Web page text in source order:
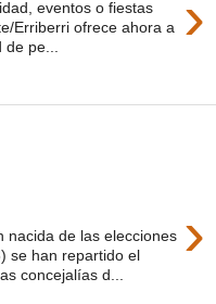
›
eventos o fiestas
Erriberri ofrece ahora a
pe...
›
nacida de las elecciones
se han repartido el
concejalías d...